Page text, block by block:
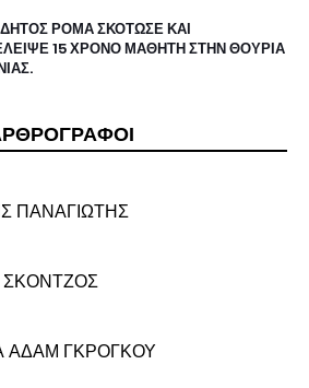
ΡΟΜΑ ΣΚΟΤΩΣΕ ΚΑΙ
15 ΧΡΟΝΟ ΜΑΘΗΤΗ ΣΤΗΝ ΘΟΥΡΙΑ
ΠΑΝΑΓΙΩΤΗΣ
ΑΔΑΜ ΓΚΡΟΓΚΟΥ